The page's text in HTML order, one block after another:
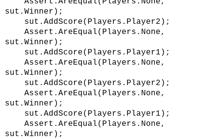
sut.Winner);
sut.AddScore(Players.Player2);
Assert.AreEqual(Players.None,
sut.Winner);
sut.AddScore(Players.Player1);
Assert.AreEqual(Players.None,
sut.Winner);
sut.AddScore(Players.Player2);
Assert.AreEqual(Players.None,
sut.Winner);
sut.AddScore(Players.Player1);
Assert.AreEqual(Players.None,
sut.Winner);